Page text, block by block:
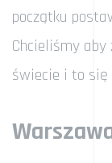
początku
Chcieliśmy aby
świecie i to się